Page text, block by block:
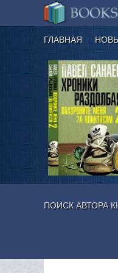
ГЛАВНАЯ
ПОИСК АВТОРА